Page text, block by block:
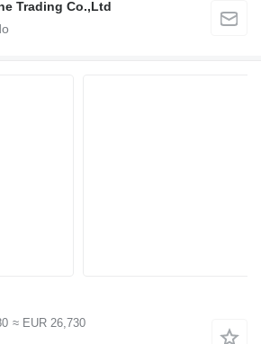
Trading Co.,Ltd
≈ EUR 26,730